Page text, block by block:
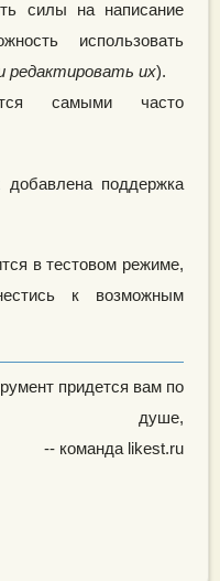
силы на написание
использовать
редактировать их).
самыми часто
добавлена поддержка
в тестовом режиме,
к возможным
придется вам по
душе,
-- команда likest.ru